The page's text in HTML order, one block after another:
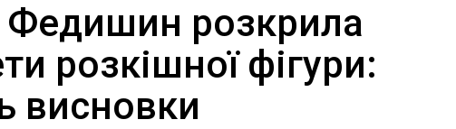
Федишин розкрила
розкішної фігури:
висновки